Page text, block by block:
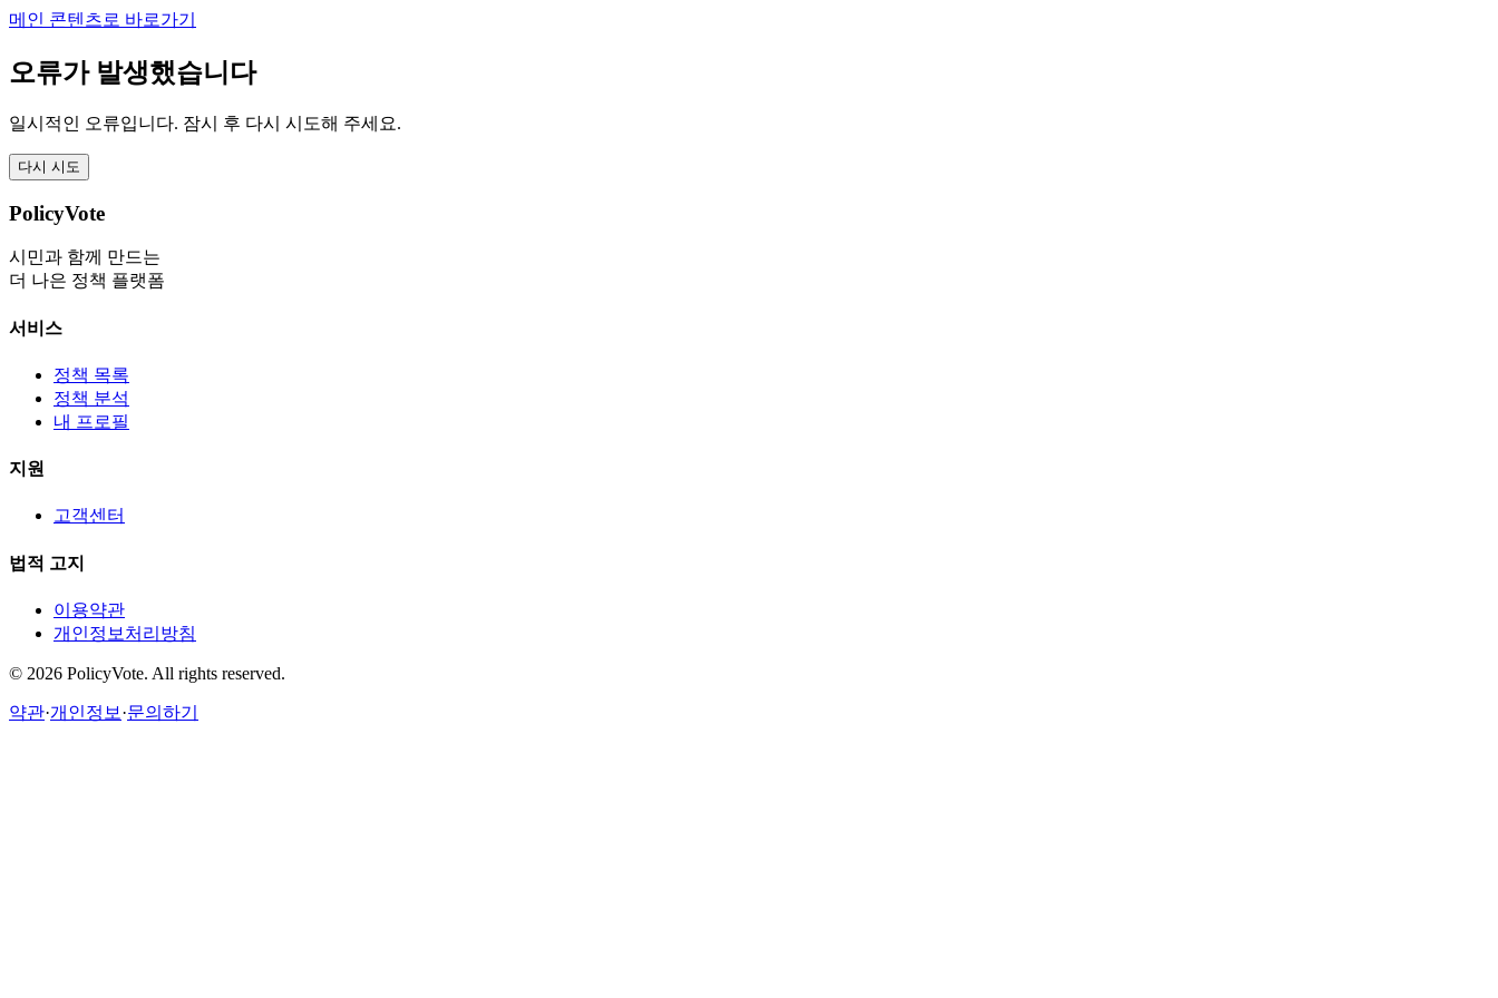
메인 콘텐츠로 바로가기
오류가 발생했습니다
일시적인 오류입니다. 잠시 후 다시 시도해 주세요.
다시 시도
PolicyVote
시민과 함께 만드는
더 나은 정책 플랫폼
서비스
정책 목록
정책 분석
내 프로필
지원
고객센터
법적 고지
이용약관
개인정보처리방침
© 2026 PolicyVote. All rights reserved.
약관·개인정보 ·문의하기